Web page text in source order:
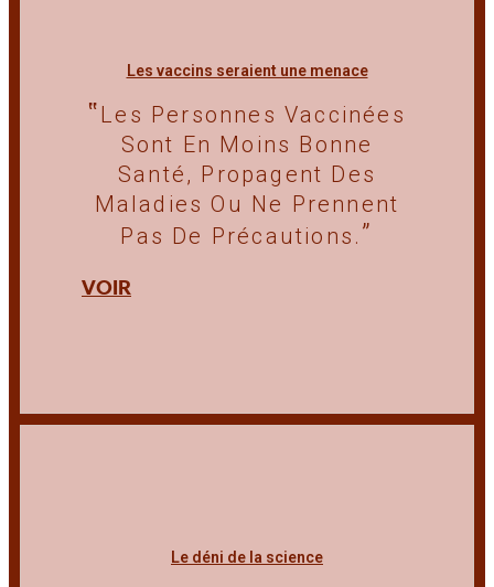
Les vaccins seraient une menace
Les Personnes Vaccinées
Sont En Moins Bonne
Santé, Propagent Des
Maladies Ou Ne Prennent
Pas De Précautions.
VOIR
Le déni de la science